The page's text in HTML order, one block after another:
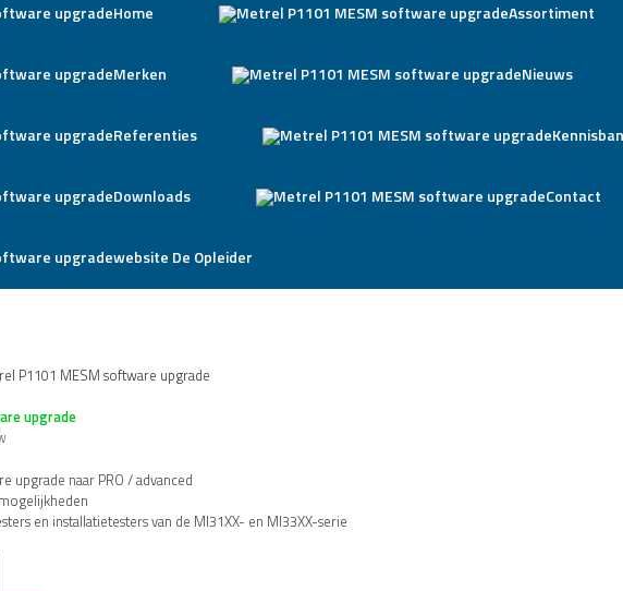
Home Assortiment
Merken Nieuws
Referenties
Downloads Contact
website De Opleider
P1101 MESM software upgrade
upgrade
upgrade naar PRO / advanced
en installatietesters van de MI31XX- en MI33XX-serie